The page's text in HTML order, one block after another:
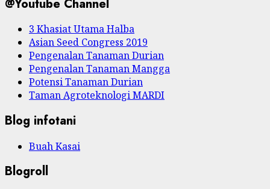
@Youtube Channel
3 Khasiat Utama Halba
Asian Seed Congress 2019
Pengenalan Tanaman Durian
Pengenalan Tanaman Mangga
Potensi Tanaman Durian
Taman Agroteknologi MARDI
Blog infotani
Buah Kasai
Blogroll